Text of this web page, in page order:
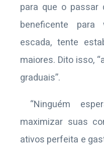
para que o
beneficente
escada, tente
maiores. Dito isso,
graduais”.
“Ninguém
maximizar suas
ativos perfeita e